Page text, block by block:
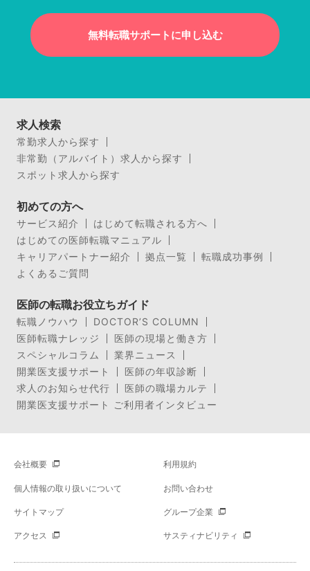
無料転職サポートに申し込む
求人検索
常勤求人から探す
非常勤（アルバイト）求人から探す
スポット求人から探す
初めての方へ
サービス紹介
はじめて転職される方へ
はじめての医師転職マニュアル
キャリアパートナー紹介
拠点一覧
転職成功事例
よくあるご質問
医師の転職お役立ちガイド
転職ノウハウ
DOCTOR’S COLUMN
医師転職ナレッジ
医師の現場と働き方
スペシャルコラム
業界ニュース
開業医支援サポート
医師の年収診断
求人のお知らせ代行
医師の職場カルテ
開業医支援サポート ご利用者インタビュー
会社概要 利用規約
個人情報の取り扱いについて お問い合わせ
サイトマップ グループ企業
アクセス サスティナビリティ